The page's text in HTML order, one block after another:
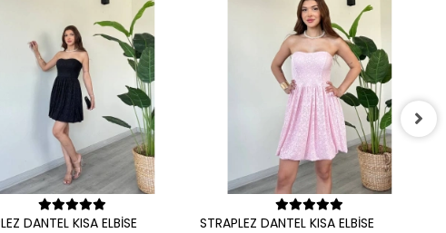
Sepete Ekle
DANTEL KISA ELBİSE Sepete Ekle
STRAPLEZ DANTEL KISA ELBİSE